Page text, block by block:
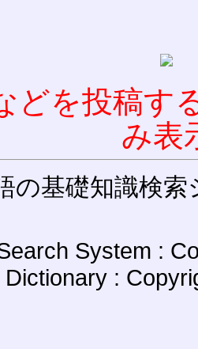
どを投稿す
み表
の基礎知識検索
System :
Dictionary :